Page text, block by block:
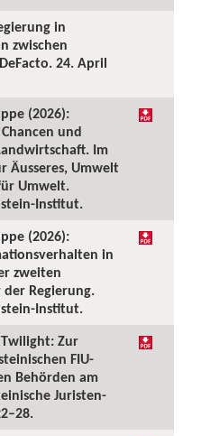
in
zwischen
24. April
(2026):
und
Im
Äusseres, Umwelt
Umwelt.
Institut.
(2026):
in
zweiten
Regierung.
Institut.
Zur
FIU-
Behörden am
Juristen-